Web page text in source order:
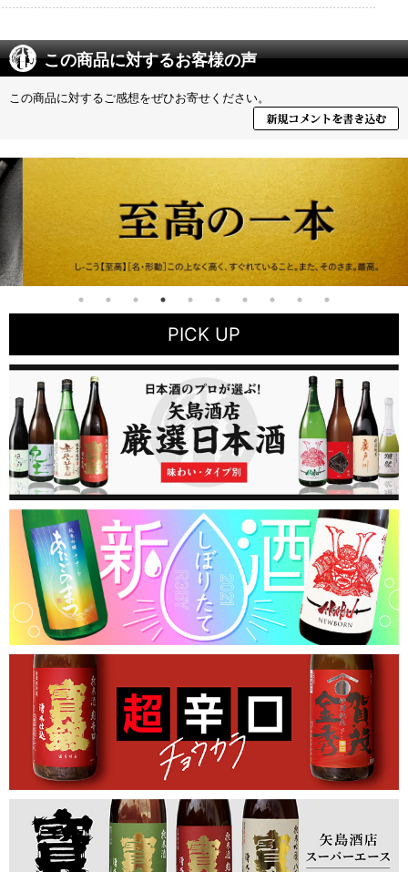
この商品に対するお客様の声
この商品に対するご感想をぜひお寄せください。
PICK UP